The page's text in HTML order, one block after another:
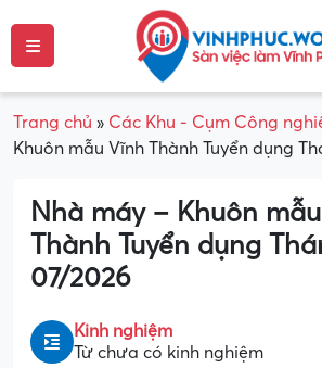
Trang chủ » Các Khu - Cụm Công
Khuôn mẫu Vĩnh Thành Tuyển dụng
Nhà máy – Khuôn
Thành Tuyển dụng
07/2026
Kinh nghiệm
Từ chưa có kinh nghiệm